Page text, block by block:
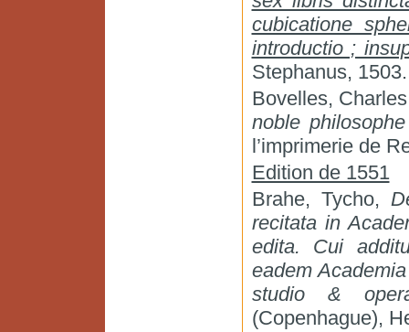
cubicatione
introductio ;
Stephanus, 1503.
Bovelles,
noble
l’imprimerie de
Edition de 1551
Brahe, Tycho,
recitata in
edita. Cui
eadem
studio &
(Copenhague),